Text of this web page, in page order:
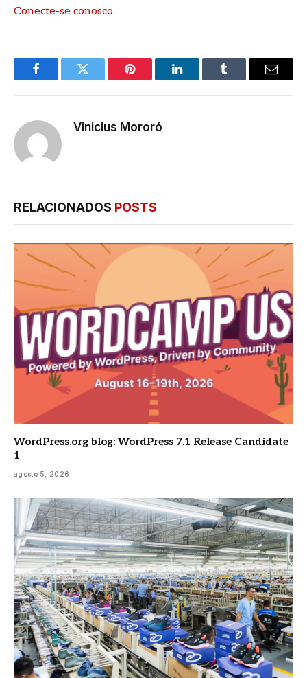
Conecte-se conosco.
FacebookTwitter Pinterest LinkedInTumblr
E-
Vinicius Mororó
RELACIONADOS POSTS
WordPress.org blog: WordPress 7.1 Release Candidate
1
agosto 5, 2026